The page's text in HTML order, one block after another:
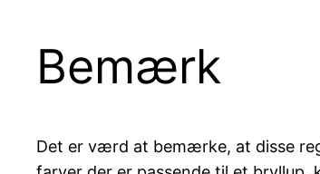
Bemærk
Det er værd at bemærke, at disse